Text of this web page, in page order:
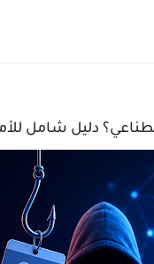
دليل شامل للأمان